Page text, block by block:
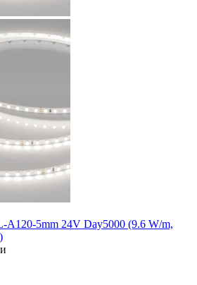
A120-5mm 24V Day5000 (9.6 W/m,